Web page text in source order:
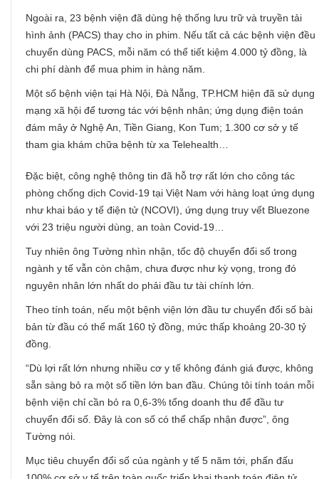
Ngoài ra, 23 bệnh viện đã dùng hệ thống lưu trữ và truyền tải
hình ảnh (PACS) thay cho in phim. Nếu tất cả các bệnh viện đều
chuyển dùng PACS, mỗi năm có thể tiết kiệm 4.000 tỷ đồng, là
chi phí dành để mua phim in hàng năm.
Một số bệnh viện tại Hà Nội, Đà Nẵng, TP.HCM hiện đã sử dụng
mạng xã hội để tương tác với bệnh nhân; ứng dụng điện toán
đám mây ở Nghệ An, Tiền Giang, Kon Tum; 1.300 cơ sở y tế
tham gia khám chữa bệnh từ xa Telehealth…
Đặc biệt, công nghệ thông tin đã hỗ trợ rất lớn cho công tác
phòng chống dịch Covid-19 tại Việt Nam với hàng loạt ứng dụng
như khai báo y tế điện tử (NCOVI), ứng dụng truy vết Bluezone
với 23 triệu người dùng, an toàn Covid-19…
Tuy nhiên ông Tường nhìn nhận, tốc độ chuyển đổi số trong
ngành y tế vẫn còn chậm, chưa được như kỳ vọng, trong đó
nguyên nhân lớn nhất do phải đầu tư tài chính lớn.
Theo tính toán, nếu một bệnh viện lớn đầu tư chuyển đổi số bài
bản từ đầu có thể mất 160 tỷ đồng, mức thấp khoảng 20-30 tỷ
đồng.
“Dù lợi rất lớn nhưng nhiều cơ y tế không đánh giá được, không
sẵn sàng bỏ ra một số tiền lớn ban đầu. Chúng tôi tính toán mỗi
bệnh viện chỉ cần bỏ ra 0,6-3% tổng doanh thu để đầu tư
chuyển đổi số. Đây là con số có thể chấp nhận được”, ông
Tường nói.
Mục tiêu chuyển đổi số của ngành y tế 5 năm tới, phấn đấu